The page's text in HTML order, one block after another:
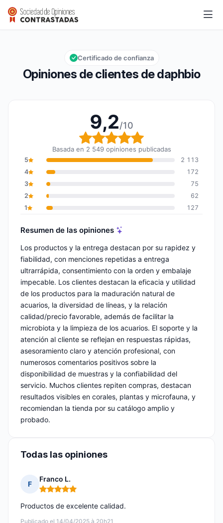
daphbio
Calificación global: 9,2 de 10
9,2/10
Opiniones de clientes de daphbio
Certificado de confianza
9,2/10
Calificación global: 9,2
Basada en 2 549 opiniones publicadas
5
2 113
4
172
3
75
2
62
1
127
Resumen de las opiniones
Los productos y la entrega destacan por su rapidez y
fiabilidad, con menciones repetidas a entrega
ultrarrápida, consentimiento con la orden y embalaje
impecable. Los clientes destacan la eficacia y utilidad
de los productos para la maduración natural de
acuarios, la diversidad de líneas, y la relación
calidad/precio favorable, además de facilitar la
microbiota y la limpieza de los acuarios. El soporte y la
atención al cliente se reflejan en respuestas rápidas,
asesoramiento claro y atención profesional, con
numerosos comentarios positivos sobre la
disponibilidad de muestras y la confiabilidad del
servicio. Muchos clientes repiten compras, destacan
resultados visibles en corales, plantas y microfauna, y
recomiendan la tienda por su catálogo amplio y
probado.
Todas las opiniones
F
Franco L.
Nota: 5 de 5
Publicado el 14/04/2025 à 20h21
Productos de excelente calidad.